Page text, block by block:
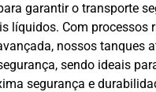
garantir o transporte
líquidos. Com processos
nossos tanques
sendo ideais
segurança e